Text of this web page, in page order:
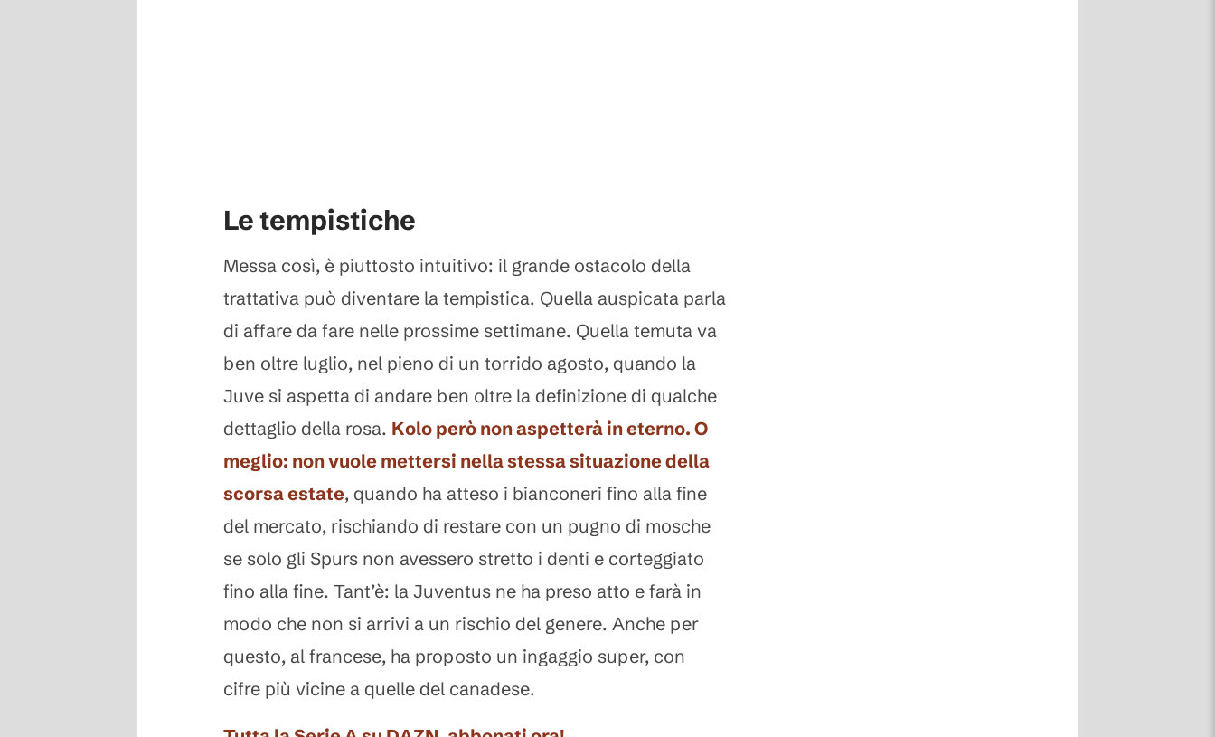
Le tempistiche
Messa così, è piuttosto intuitivo: il grande ostacolo della
trattativa può diventare la tempistica. Quella auspicata parla
di affare da fare nelle prossime settimane. Quella temuta va
ben oltre luglio, nel pieno di un torrido agosto, quando la
Juve si aspetta di andare ben oltre la definizione di qualche
dettaglio della rosa. Kolo però non aspetterà in eterno. O
meglio: non vuole mettersi nella stessa situazione della
scorsa estate, quando ha atteso i bianconeri fino alla fine
del mercato, rischiando di restare con un pugno di mosche
se solo gli Spurs non avessero stretto i denti e corteggiato
fino alla fine. Tant’è: la Juventus ne ha preso atto e farà in
modo che non si arrivi a un rischio del genere. Anche per
questo, al francese, ha proposto un ingaggio super, con
cifre più vicine a quelle del canadese.